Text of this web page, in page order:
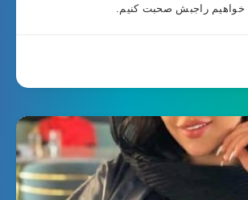
خواهیم راجبش صحبت کنیم.